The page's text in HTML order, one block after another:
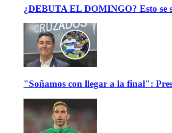
¿DEBUTA EL DOMINGO? Esto se
"Soñamos con llegar a la final":